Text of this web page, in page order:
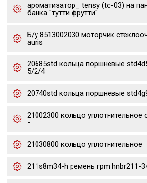
ароматизатор_ tensy (to-03) на
банка "тутти фрутти"
Б/у 8513002030 моторчик
auris
20685std кольца поршневые
5/2/4
20740std кольца поршневые
21002300 кольцо уплотнительное
-
21030800 кольцо уплотнительное
211s8m34-h ремень грm hnbr211-